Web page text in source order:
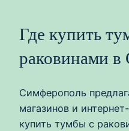
Где купить
раковинами
Симферополь
магазинов и
купить тумбы с